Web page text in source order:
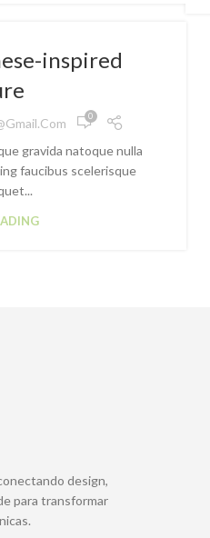
inspired
0
gravida natoque nulla
faucibus scelerisque
design,
para transformar